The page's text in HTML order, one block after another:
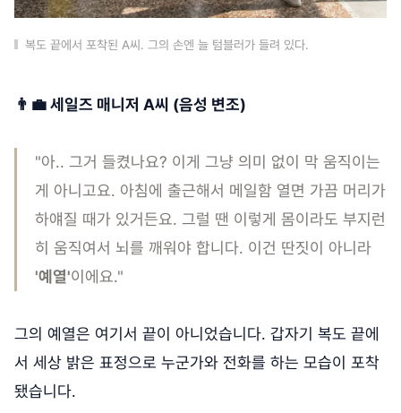
복도 끝에서 포착된 A씨. 그의 손엔 늘 텀블러가 들려 있다.
👨‍💼 세일즈 매니저 A씨 (음성 변조)
"아.. 그거 들켰나요? 이게 그냥 의미 없이 막 움직이는
게 아니고요. 아침에 출근해서 메일함 열면 가끔 머리가
하얘질 때가 있거든요. 그럴 땐 이렇게 몸이라도 부지런
히 움직여서 뇌를 깨워야 합니다. 이건 딴짓이 아니라
'예열'이에요."
그의 예열은 여기서 끝이 아니었습니다. 갑자기 복도 끝에
서 세상 밝은 표정으로 누군가와 전화를 하는 모습이 포착
됐습니다.